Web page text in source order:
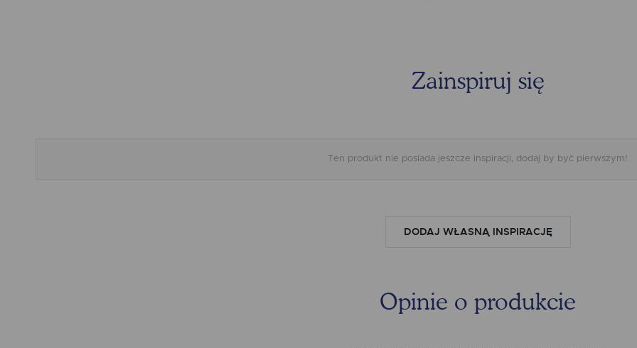
Zainspiruj się
Ten produkt nie posiada jeszcze inspiracji, dodaj by być pierwszym!
DODAJ WŁASNĄ INSPIRACJĘ
Opinie o produkcie